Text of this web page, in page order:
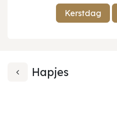
Kerstdag
Hapjes